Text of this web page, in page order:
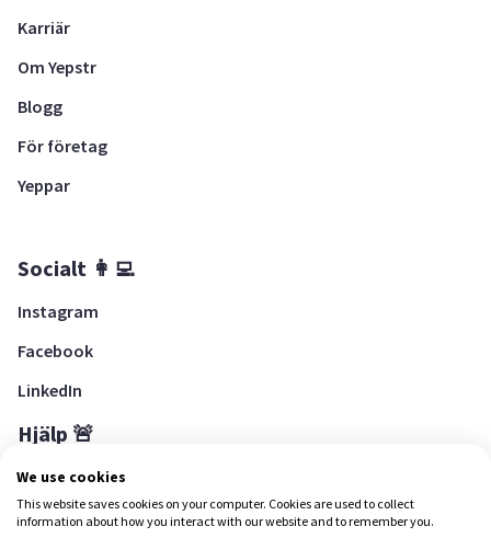
Karriär
Om Yepstr
Blogg
För företag
Yeppar
Socialt 👩‍💻
Instagram
Facebook
LinkedIn
Hjälp 🚨
Hjälpcenter
We use cookies
This website saves cookies on your computer. Cookies are used to collect
information about how you interact with our website and to remember you.